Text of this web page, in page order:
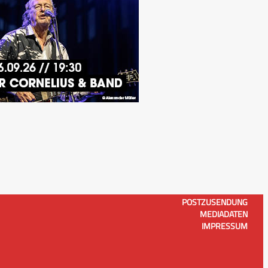
POSTZUSENDUNG
MEDIADATEN
IMPRESSUM